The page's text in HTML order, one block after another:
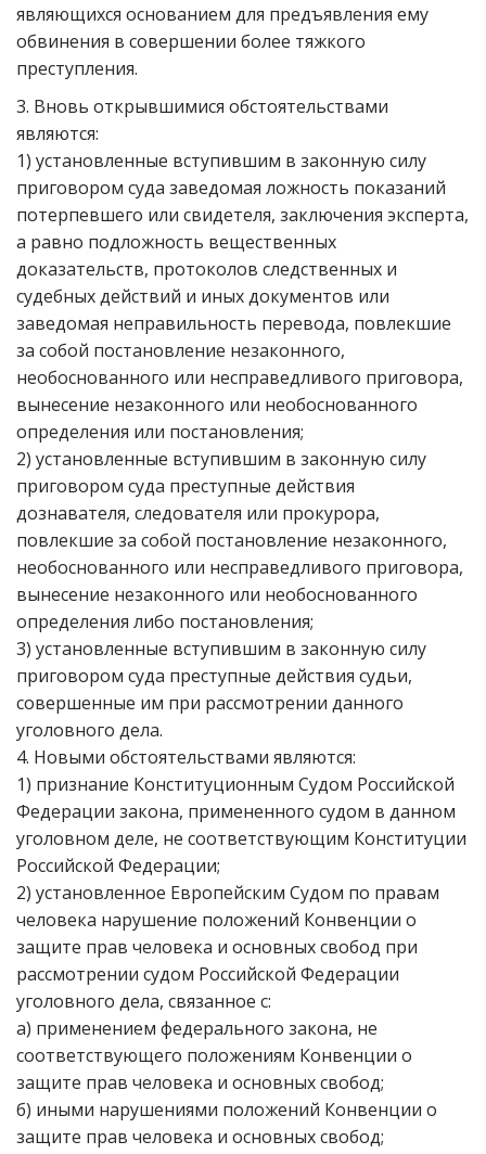
являющихся основанием для предъявления ему
обвинения в совершении более тяжкого
преступления.
3. Вновь открывшимися обстоятельствами
являются:
1) установленные вступившим в законную силу
приговором суда заведомая ложность показаний
потерпевшего или свидетеля, заключения эксперта,
а равно подложность вещественных
доказательств, протоколов следственных и
судебных действий и иных документов или
заведомая неправильность перевода, повлекшие
за собой постановление незаконного,
необоснованного или несправедливого приговора,
вынесение незаконного или необоснованного
определения или постановления;
2) установленные вступившим в законную силу
приговором суда преступные действия
дознавателя, следователя или прокурора,
повлекшие за собой постановление незаконного,
необоснованного или несправедливого приговора,
вынесение незаконного или необоснованного
определения либо постановления;
3) установленные вступившим в законную силу
приговором суда преступные действия судьи,
совершенные им при рассмотрении данного
уголовного дела.
4. Новыми обстоятельствами являются:
1) признание Конституционным Судом Российской
Федерации закона, примененного судом в данном
уголовном деле, не соответствующим Конституции
Российской Федерации;
2) установленное Европейским Судом по правам
человека нарушение положений Конвенции о
защите прав человека и основных свобод при
рассмотрении судом Российской Федерации
уголовного дела, связанное с:
а) применением федерального закона, не
соответствующего положениям Конвенции о
защите прав человека и основных свобод;
б) иными нарушениями положений Конвенции о
защите прав человека и основных свобод;